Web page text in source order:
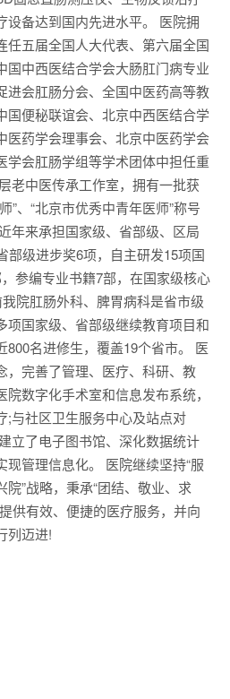
设备达到国内先进水平。 医院拥
任五届全国人大代表、第六届全国
国中西医结合学会大肠肛门病专业
进会肛肠分会、全国中医药高等教
国便秘联谊会、北京中西医结合学
医药学会理事会、北京中医药学会
学会肛肠学组等学术团体中担任重
老中医传承工作室，拥有一批获
”、“北京市优秀中青年医师”称号
年来承担国家级、省部级、区局
部级进步奖6项，自主研发15项国
参编专业书籍7部，在国家级核心
院肛肠外科、脾胃病科是省市级
项国家级、省部级继续教育项目和
800名进修生，覆盖19个省市。 医
，完善了管理、医疗、科研、教
数字化手术室和信息发布系统，
;与社区卫生服务中心及站点对
立了电子图书馆、深化数据统计
管理信息化。 医院继续坚持“服
”战略，秉承“团结、敬业、求
供有效、便捷的医疗服务，并向
列迈进!